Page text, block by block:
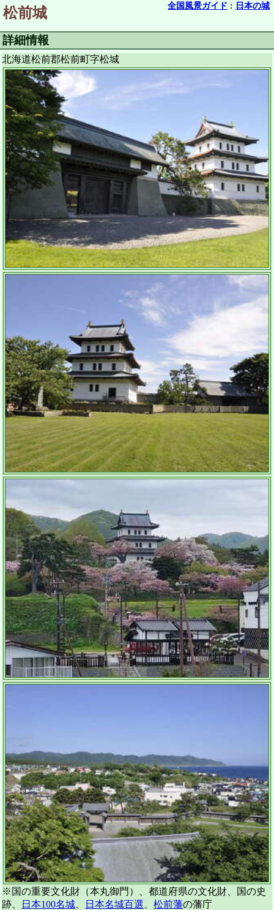
全国風景ガイド : 日本の城
松前城
詳細情報
北海道松前郡松前町字松城
※国の重要文化財（本丸御門）、都道府県の文化財、国の史
跡、
日本100名城 日本名城百選 、松前藩の藩庁